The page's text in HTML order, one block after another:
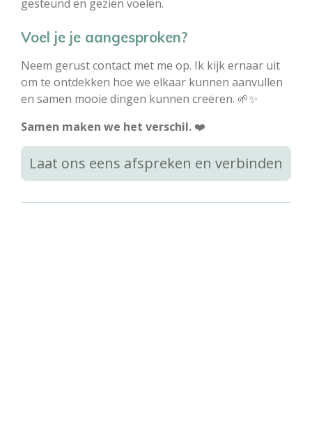
gesteund en gezien voelen.
Voel je je aangesproken?
Neem gerust contact met me op. Ik kijk ernaar uit
om te ontdekken hoe we elkaar kunnen aanvullen
en samen mooie dingen kunnen creëren. 🌱✨
Samen maken we het verschil. ❤️
Laat ons eens afspreken en verbinden